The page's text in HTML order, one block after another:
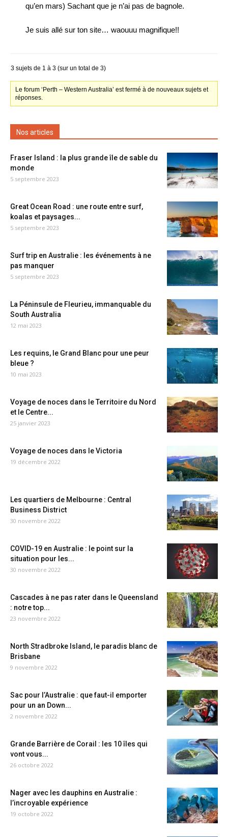
qu’en mars) Sachant que je n’ai pas de bagnole.
Je suis allé sur ton site… waouuu magnifique!!
3 sujets de 1 à 3 (sur un total de 3)
Le forum ‘Perth – Western Australia’ est fermé à de nouveaux sujets et
réponses.
Nos articles
Fraser Island : la plus grande île de sable du
monde
5 septembre 2023
Great Ocean Road : une route entre surf,
koalas et paysages...
5 septembre 2023
Surf trip en Australie : les événements à ne
pas manquer
5 septembre 2023
La Péninsule de Fleurieu, immanquable du
South Australia
12 mai 2023
Les requins, le Grand Blanc pour une peur
bleue ?
10 mai 2023
Voyage de noces dans le Territoire du Nord
et le Centre...
25 janvier 2023
Voyage de noces dans le Victoria
19 décembre 2022
Les quartiers de Melbourne : Central
Business District
30 novembre 2022
COVID-19 en Australie : le point sur la
situation pour les...
30 novembre 2022
Cascades à ne pas rater dans le Queensland
: notre top...
23 novembre 2022
North Stradbroke Island, le paradis blanc de
Brisbane
9 novembre 2022
Sac pour l’Australie : que faut-il emporter
pour un an Down...
2 novembre 2022
Grande Barrière de Corail : les 10 îles qui
vont vous...
26 octobre 2022
Nager avec les dauphins en Australie :
l’incroyable expérience
19 octobre 2022